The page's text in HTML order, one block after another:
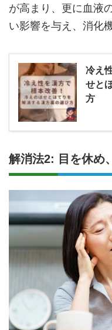
が高まり、更に血液
い影響を与え、消化
冷え
せと
方
解消法2: 目を休め